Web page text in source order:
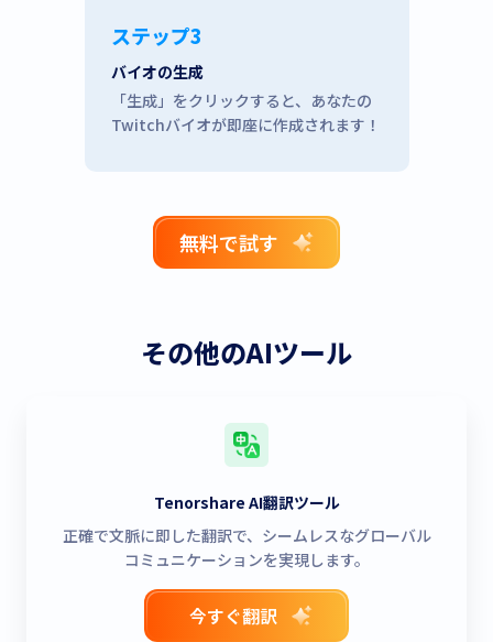
ステップ3
バイオの生成
「生成」をクリックすると、あなたの
Twitchバイオが即座に作成されます！
無料で試す
その他のAIツール
Tenorshare AI翻訳ツール
正確で文脈に即した翻訳で、シームレスなグローバル
コミュニケーションを実現します。
今すぐ翻訳